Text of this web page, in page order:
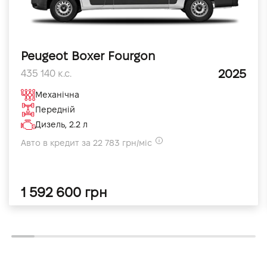
Peugeot Boxer Fourgon
435 140 к.с. 2025
Механічна
Передній
Дизель, 2.2 л
Авто в кредит за 22 783 грн/міс
1 592 600 грн